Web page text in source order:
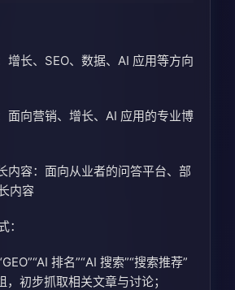
增长、SEO、数据、AI 应用等方向
面向营销、增长、AI 应用的专业博
内容：面向从业者的问答平台、部
内容
：
排名”“AI 搜索”“搜索推荐”
，初步抓取相关文章与讨论；